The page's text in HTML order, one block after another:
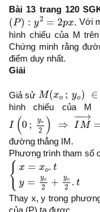
Bài 13 trang 120
(P) : y2 = 2px.
(P): y2 =2px.
Với
hình chiếu của M
Chứng minh rằng
điểm duy nhất.
Giải
Giả sử M(xo ; yo) ∈
M(xo y o) ∈ P)
hình chiếu của M
I (0 ; yo
2 ) ⇒
−
−→
IM
0; ⇒ =(xo
đường thẳng IM.
Phương trình tham số
{ x = xo. t
y = yo
2 + yo
2 . t
{x=xo.ty=yo 2+yo 2.t
Thay x, y trong